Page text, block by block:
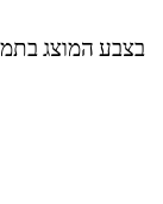
בצבע המוצג